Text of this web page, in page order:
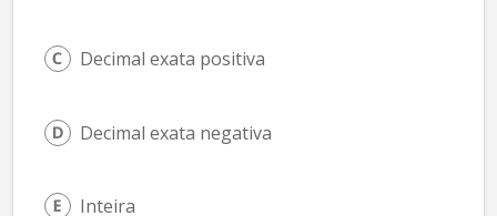
Decimal exata positiva
Decimal exata negativa
Inteira